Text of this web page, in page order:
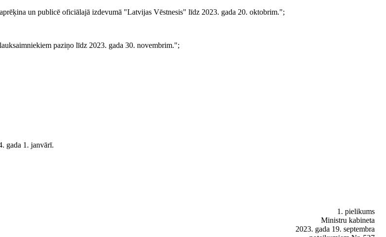
un publicē oficiālajā izdevumā "Latvijas Vēstnesis" līdz 2023. gada 20. oktobrim.";
paziņo līdz 2023. gada 30. novembrim.";
gada 1. janvārī.
1. pielikums
Ministru kabineta
2023. gada 19. septembra